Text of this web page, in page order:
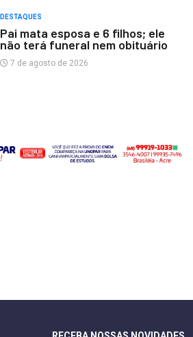
DESTAQUES
Pai mata esposa e 6 filhos; ele
não terá funeral nem obituário
7 de agosto de 2026